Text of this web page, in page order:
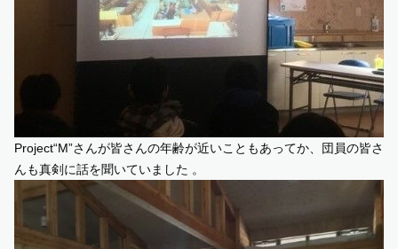
Project“M”さんが皆さんの年齢が近いこともあってか、団員の皆さ
んも真剣に話を聞いていました 。